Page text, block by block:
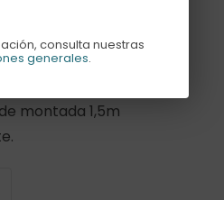
pompones de papel
montada 1,5m
consulta nuestras
generales.